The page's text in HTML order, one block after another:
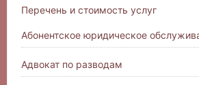
Перечень и стоимость услуг
Абонентское юридическое
Адвокат по разводам